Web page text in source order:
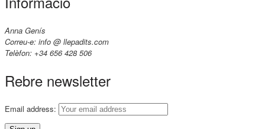
Anna Genís
Correu-e: info @ llepadits.com
Telèfon: +34 656 428 506
Rebre newsletter
Email address: